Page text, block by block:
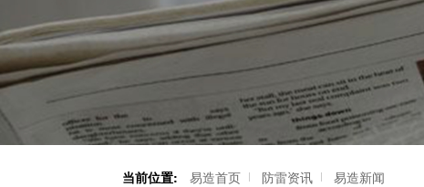
当前位置: 易造首页 防雷资讯 易造新闻